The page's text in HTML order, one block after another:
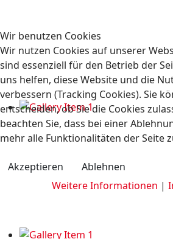
Wir benutzen Cookies
Wir nutzen Cookies auf unserer
sind essenziell für den Betrieb der
uns helfen, diese Website und die
verbessern (Tracking Cookies). Sie
entscheiden, ob Sie die Cookies
beachten Sie, dass bei einer
mehr alle Funktionalitäten der Seite
Akzeptieren
Ablehnen
Weitere Informationen |